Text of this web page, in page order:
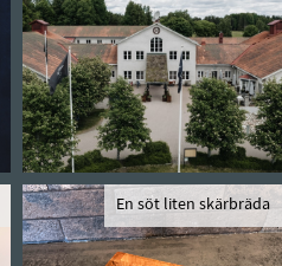
En söt liten skärbräda